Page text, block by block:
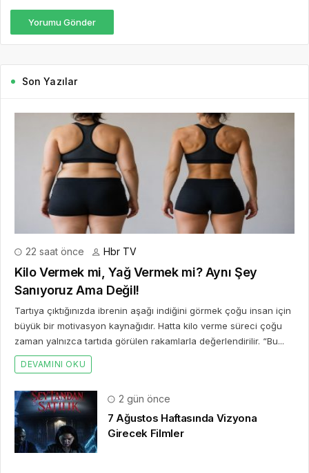
Yorumu Gönder
Son Yazılar
22 saat önce Hbr TV
Kilo Vermek mi, Yağ Vermek mi? Aynı Şey
Sanıyoruz Ama Değil!
Tartıya çıktığınızda ibrenin aşağı indiğini görmek çoğu insan için
büyük bir motivasyon kaynağıdır. Hatta kilo verme süreci çoğu
zaman yalnızca tartıda görülen rakamlarla değerlendirilir. “Bu...
DEVAMINI OKU
2 gün önce
7 Ağustos Haftasında Vizyona
Girecek Filmler